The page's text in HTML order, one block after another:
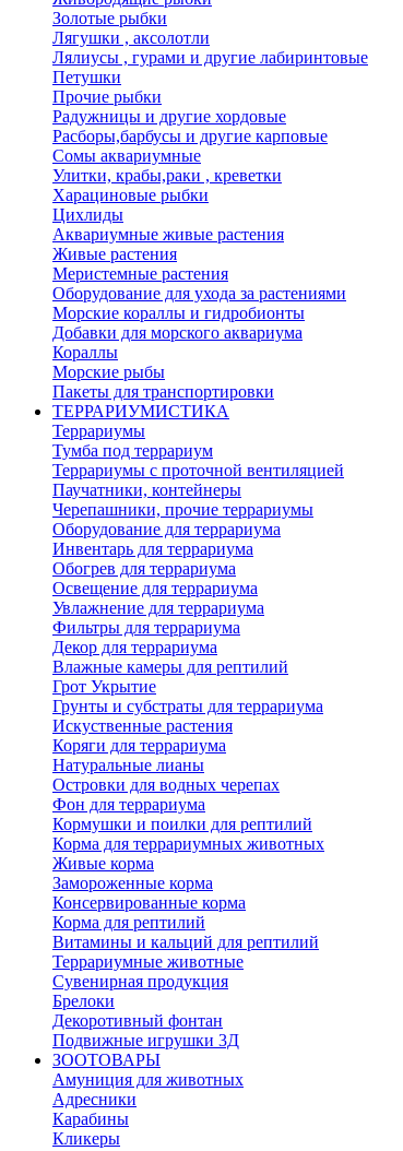
Золотые рыбки
Лягушки , аксолотли
Лялиусы , гурами и другие лабиринтовые
Петушки
Прочие рыбки
Радужницы и другие хордовые
Расборы,барбусы и другие карповые
Сомы аквариумные
Улитки, крабы,раки , креветки
Харациновые рыбки
Цихлиды
Аквариумные живые растения
Живые растения
Меристемные растения
Оборудование для ухода за растениями
Морские кораллы и гидробионты
Добавки для морского аквариума
Кораллы
Морские рыбы
Пакеты для транспортировки
ТЕРРАРИУМИСТИКА
Террариумы
Тумба под террариум
Террариумы с проточной вентиляцией
Паучатники, контейнеры
Черепашники, прочие террариумы
Оборудование для террариума
Инвентарь для террариума
Обогрев для террариума
Освещение для террариума
Увлажнение для террариума
Фильтры для террариума
Декор для террариума
Влажные камеры для рептилий
Грот Укрытие
Грунты и субстраты для террариума
Искуственные растения
Коряги для террариума
Натуральные лианы
Островки для водных черепах
Фон для террариума
Кормушки и поилки для рептилий
Корма для террариумных животных
Живые корма
Замороженные корма
Консервированные корма
Корма для рептилий
Витамины и кальций для рептилий
Террариумные животные
Сувенирная продукция
Брелоки
Декоротивный фонтан
Подвижные игрушки 3Д
ЗООТОВАРЫ
Амуниция для животных
Адресники
Карабины
Кликеры